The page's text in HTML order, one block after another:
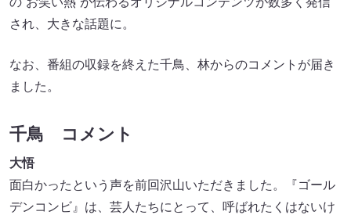
され、大きな話題に。
なお、番組の収録を終えた千鳥、林からのコメントが届き
ました。
千鳥 コメント
大悟
面白かったという声を前回沢山いただきました。『ゴール
デンコンビ』は、芸人たちにとって、呼ばれたくはないけ